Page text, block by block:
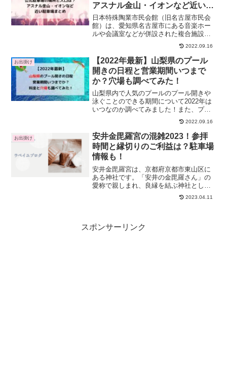
アスナル金山・イオンなど近い駐
車場まとめ
日本特殊陶業市民会館（旧名古屋市民会
館）は、愛知県名古屋市にある音楽ホー
ルや会議室などが併設された複合施設で
す。音楽ホールでは、クラシックからポ
ップスまで幅広いコンサートが開催さ
れ、多くの人が訪れています。また、研
修や会議などができる会議室...
2022.09.16
お出掛け
【2022年最新】山梨県のプール
開きの日程と営業期間いつまで
か？穴場も調べてみた！
山梨県内で人気のプールのプール開きや
泳ぐことのできる期間について2022年は
いつなのか調べてみました！また、プー
ルの営業期間が2022年はいつまでなの
か？合わせて記載しています。2022年の
最新情報をプールの公式サイトで確認し
ています。情報...
2022.09.16
お出掛け
安井金毘羅宮の混雑2023！参拝
時間と縁切りのご利益は？駐車場
情報も！
安井金毘羅宮は、京都府京都市東山区に
ある神社です。「安井の金毘羅さん」の
愛称で親しまれ、良縁を結ぶ神社として
知られています。また、悪縁を切るご利
益があることから「縁切り神社」とも呼
2023.04.11
スポンサーリンク